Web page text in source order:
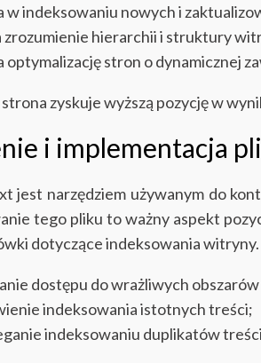
w indeksowaniu nowych i
zrozumienie hierarchii i struktury
optymalizację stron o dynamicznej
zyskuje wyższą pozycję w
i implementacja
jest narzędziem używanym do
tego pliku to ważny aspekt
dotyczące indeksowania witryny.
dostępu do wrażliwych
indeksowania istotnych treści;
indeksowaniu duplikatów